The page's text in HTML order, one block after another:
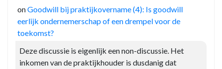
onGoodwill bij praktijkovername (4): Is goodwill
eerlijk ondernemerschap of een drempel voor de
toekomst?
Deze discussie is eigenlijk een non-discussie. Het
inkomen van de praktijkhouder is dusdanig dat